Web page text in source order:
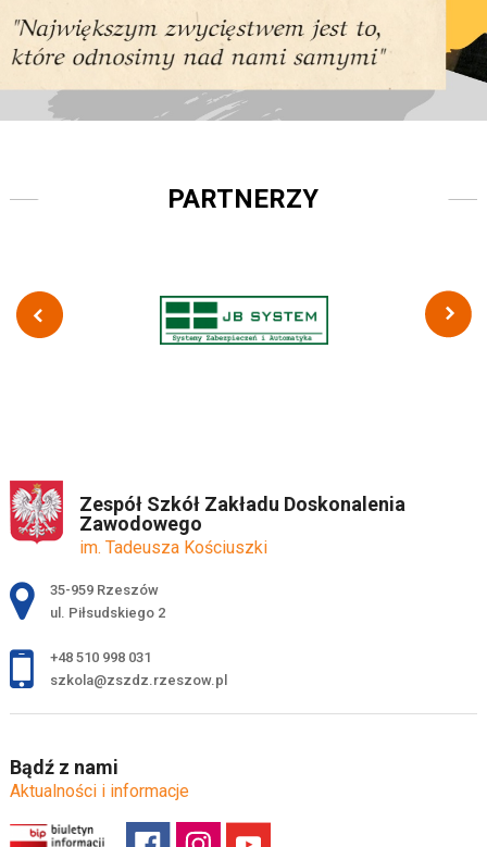
PARTNERZY
Zespół Szkół Zakładu Doskonalenia
Zawodowego
im. Tadeusza Kościuszki
Adres pocztowy:
35-959 Rzeszów
ul. Piłsudskiego 2
+48 510 998 031
szkola@zszdz.rzeszow.pl
Bądź z nami
Aktualności i informacje